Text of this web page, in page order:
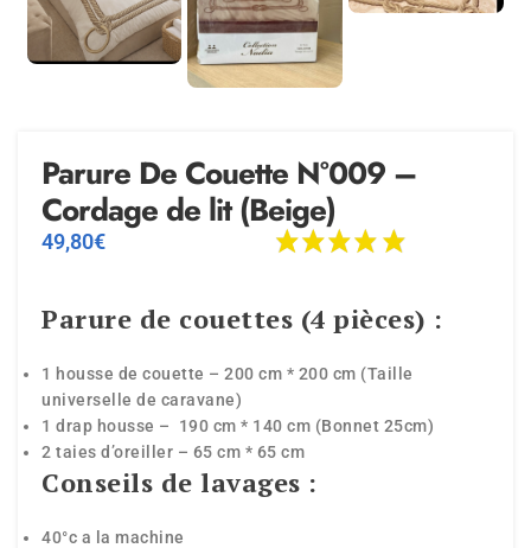
Parure De Couette N°009 –
Cordage de lit (Beige)
49,80€
Parure de couettes (4 pièces) :
1 housse de couette – 200 cm * 200 cm (Taille
universelle de caravane)
1 drap housse – 190 cm * 140 cm (Bonnet 25cm)
2 taies d’oreiller – 65 cm * 65 cm
Conseils de lavages :
40°c a la machine